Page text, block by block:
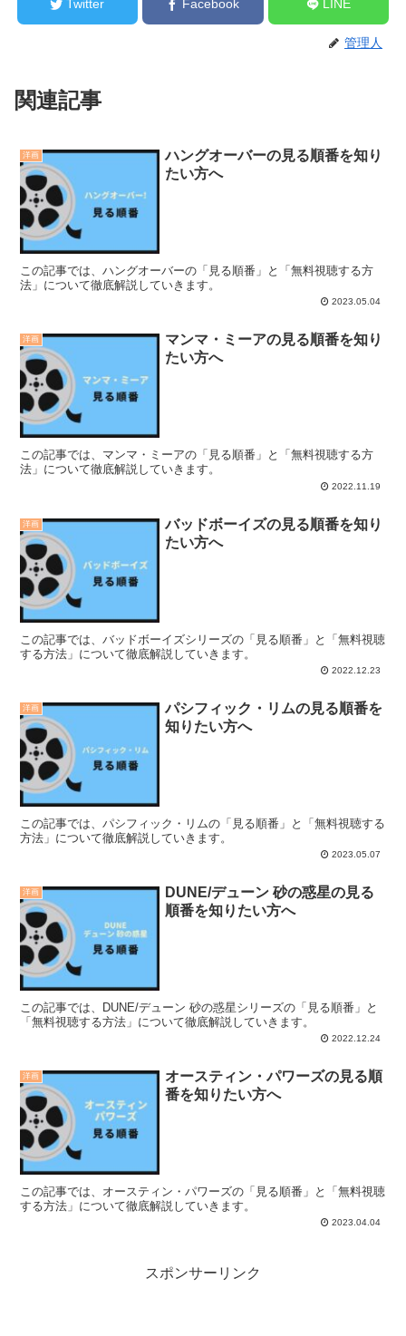
Twitter Facebook LINE
管理人
関連記事
洋画
ハングオーバーの見る順番を知り
たい方へ
この記事では、ハングオーバーの「見る順番」と「無料視聴する方
法」について徹底解説していきます。
2023.05.04
洋画
マンマ・ミーアの見る順番を知り
たい方へ
この記事では、マンマ・ミーアの「見る順番」と「無料視聴する方
法」について徹底解説していきます。
2022.11.19
洋画
バッドボーイズの見る順番を知り
たい方へ
この記事では、バッドボーイズシリーズの「見る順番」と「無料視聴
する方法」について徹底解説していきます。
2022.12.23
洋画
パシフィック・リムの見る順番を
知りたい方へ
この記事では、パシフィック・リムの「見る順番」と「無料視聴する
方法」について徹底解説していきます。
2023.05.07
洋画
DUNE/デューン 砂の惑星の見る
順番を知りたい方へ
この記事では、DUNE/デューン 砂の惑星シリーズの「見る順番」と
「無料視聴する方法」について徹底解説していきます。
2022.12.24
洋画
オースティン・パワーズの見る順
番を知りたい方へ
この記事では、オースティン・パワーズの「見る順番」と「無料視聴
する方法」について徹底解説していきます。
2023.04.04
スポンサーリンク